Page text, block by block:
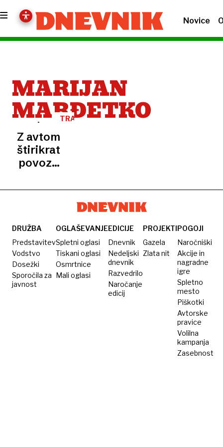
Novice
MARIJAN
MARĐETKO
TRAGEDIJA
Z avtom
štirikrat
povozil
prijatelja,
višjo
kazen
DRUŽBA
Predstavitev
Vodstvo
Dosežki
Sporočila za
javnost
OGLAŠEVANJE
Spletni oglasi
Tiskani oglasi
Osmrtnice
Mali oglasi
EDICIJE
Dnevnik
Nedeljski
dnevnik
Razvedrilo
Naročanje
edicij
PROJEKTI
Gazela
Zlata nit
POGOJI
Naročniški
Akcije in
nagradne
igre
Spletno
mesto
Piškotki
Avtorske
pravice
Volilna
kampanja
Zasebnost